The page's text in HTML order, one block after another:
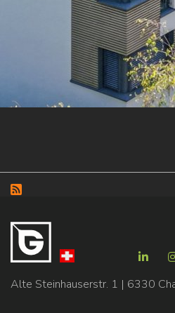
Alte Steinhauserstr. 1 | 6330